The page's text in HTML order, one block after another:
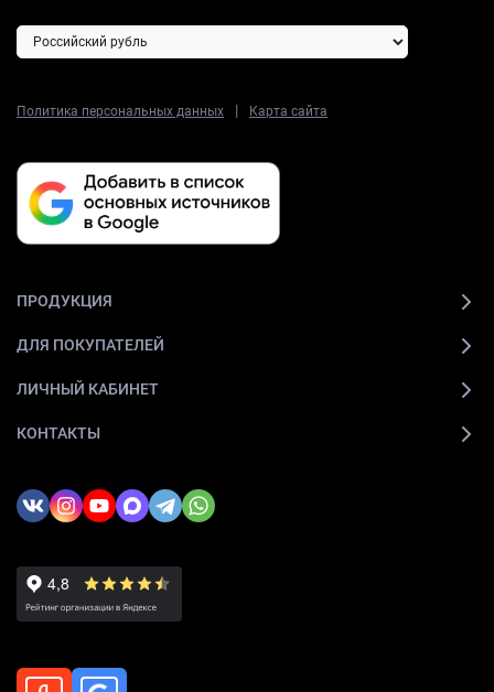
Политика персональных данных | Карта сайта
ПРОДУКЦИЯ
ДЛЯ ПОКУПАТЕЛЕЙ
ЛИЧНЫЙ КАБИНЕТ
КОНТАКТЫ